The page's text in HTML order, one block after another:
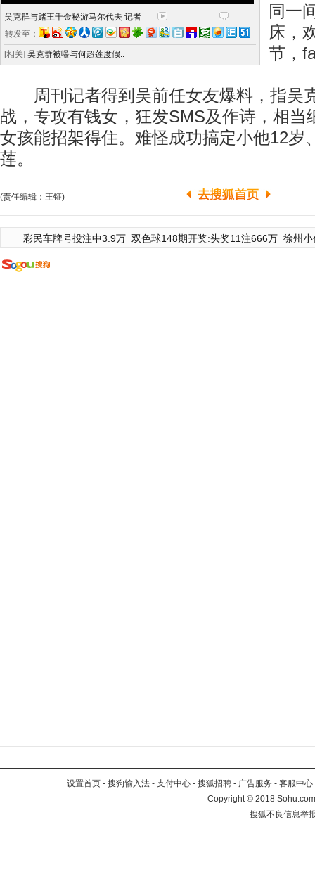
吴克群与赌王千金秘游马尔代夫 记者
转发至：
[相关] 吴克群被曝与何超莲度假..
同一
床，
节，
周刊记者得到吴前任女友爆料，指吴
战，专攻有钱女，狂发SMS及作诗，相当
女孩能招架得住。难怪成功搞定小他12岁
莲。
(责任编辑：王钲)
彩民车牌号投注中3.9万 双色球148期开奖:头奖11注666万 徐州
设置首页 - 搜狗输入法 - 支付中心 - 搜狐招聘 - 广告服务 - 客服中心
Copyright©2018
搜狐不良信息举